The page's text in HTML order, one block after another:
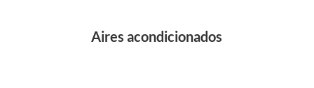
Aires acondicionados